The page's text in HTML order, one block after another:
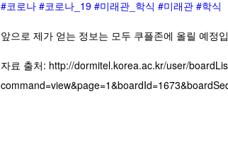
#코로나 #코로나_19 #미래관_학식 #미래관 #학식
앞으로 제가 얻는 정보는 모두 쿠플존에 올릴 예정
자료 출처: http://dormitel.korea.ac.kr/user/